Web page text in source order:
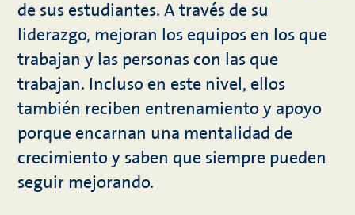
de sus estudiantes. A través de su
liderazgo, mejoran los equipos en los que
trabajan y las personas con las que
trabajan. Incluso en este nivel, ellos
también reciben entrenamiento y apoyo
porque encarnan una mentalidad de
crecimiento y saben que siempre pueden
seguir mejorando.